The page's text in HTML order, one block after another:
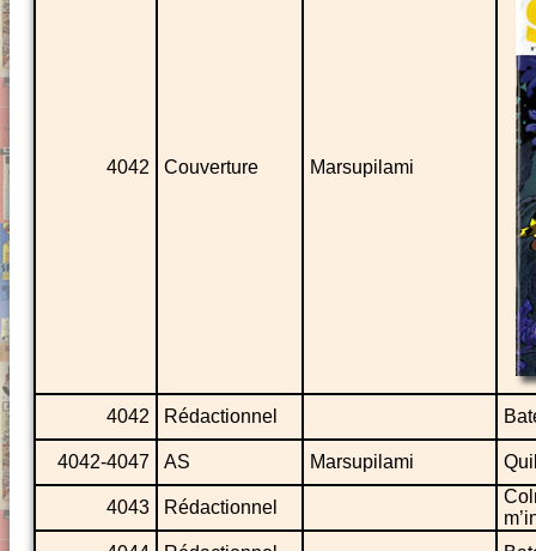
4042 Couverture Marsupilami
4042 Rédactionnel
4042-4047 AS Marsupilami
4043 Rédactionnel